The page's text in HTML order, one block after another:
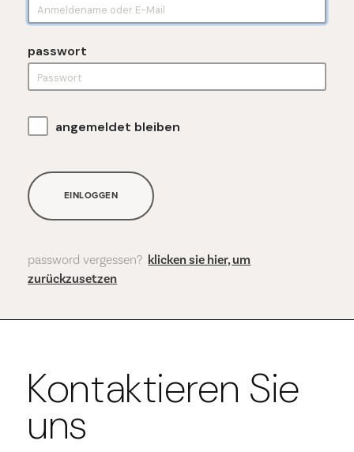
passwort
angemeldet bleiben
EINLOGGEN
password vergessen? klicken sie hier, um
zurückzusetzen
Kontaktieren Sie
uns